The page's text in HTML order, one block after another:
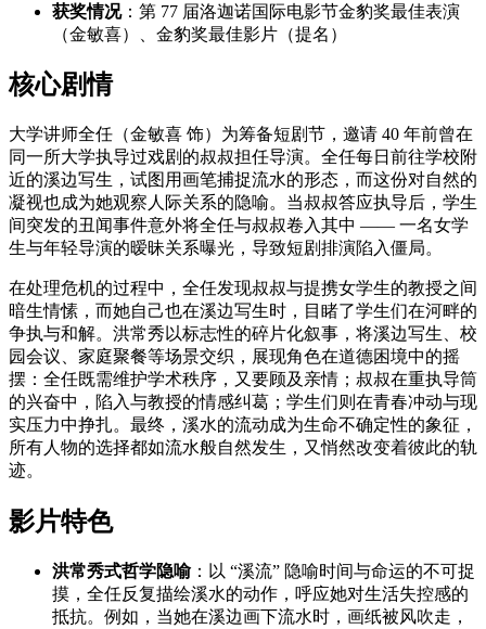
获奖情况：第 77 届洛迦诺国际电影节金豹奖最佳表演
（金敏喜）、金豹奖最佳影片（提名）
核心剧情
大学讲师全任（金敏喜 饰）为筹备短剧节，邀请 40 年前曾在
同一所大学执导过戏剧的叔叔担任导演。全任每日前往学校附
近的溪边写生，试图用画笔捕捉流水的形态，而这份对自然的
凝视也成为她观察人际关系的隐喻。当叔叔答应执导后，学生
间突发的丑闻事件意外将全任与叔叔卷入其中 —— 一名女学
生与年轻导演的暧昧关系曝光，导致短剧排演陷入僵局。
在处理危机的过程中，全任发现叔叔与提携女学生的教授之间
暗生情愫，而她自己也在溪边写生时，目睹了学生们在河畔的
争执与和解。洪常秀以标志性的碎片化叙事，将溪边写生、校
园会议、家庭聚餐等场景交织，展现角色在道德困境中的摇
摆：全任既需维护学术秩序，又要顾及亲情；叔叔在重执导筒
的兴奋中，陷入与教授的情感纠葛；学生们则在青春冲动与现
实压力中挣扎。最终，溪水的流动成为生命不确定性的象征，
所有人物的选择都如流水般自然发生，又悄然改变着彼此的轨
迹。
影片特色
洪常秀式哲学隐喻：以 “溪流” 隐喻时间与命运的不可捉
摸，全任反复描绘溪水的动作，呼应她对生活失控感的
抵抗。例如，当她在溪边画下流水时，画纸被风吹走，